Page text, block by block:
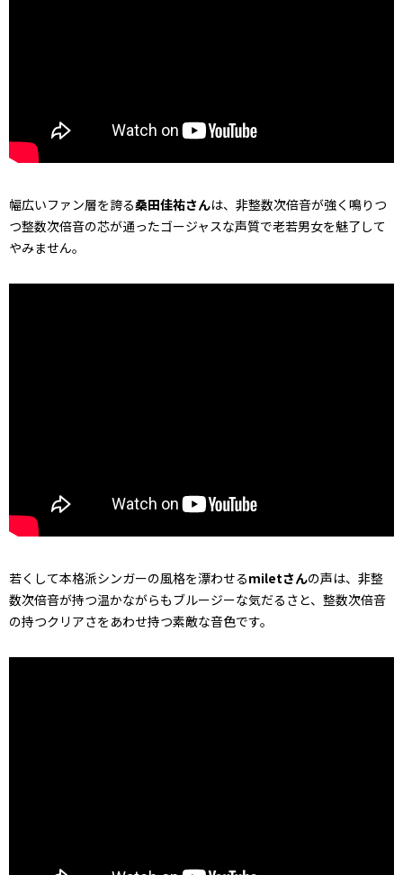
幅広いファン層を誇る桑田佳祐さんは、非整数次倍音が強く鳴りつ
つ整数次倍音の芯が通ったゴージャスな声質で老若男女を魅了して
やみません。
若くして本格派シンガーの風格を漂わせるmiletさんの声は、非整
数次倍音が持つ温かながらもブルージーな気だるさと、整数次倍音
の持つクリアさをあわせ持つ素敵な音色です。